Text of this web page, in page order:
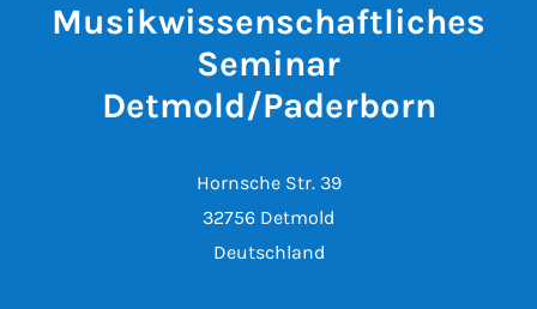
Musikwissenschaftliches
Seminar
Detmold/Paderborn
Hornsche Str. 39
32756 Detmold
Deutschland